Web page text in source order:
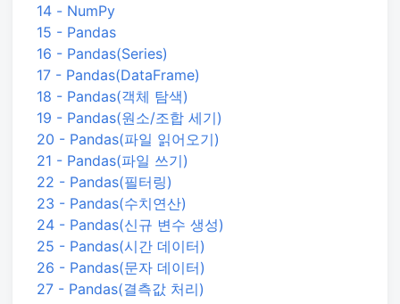
14 - NumPy
15 - Pandas
16 - Pandas(Series)
17 - Pandas(DataFrame)
18 - Pandas(객체 탐색)
19 - Pandas(원소/조합 세기)
20 - Pandas(파일 읽어오기)
21 - Pandas(파일 쓰기)
22 - Pandas(필터링)
23 - Pandas(수치연산)
24 - Pandas(신규 변수 생성)
25 - Pandas(시간 데이터)
26 - Pandas(문자 데이터)
27 - Pandas(결측값 처리)